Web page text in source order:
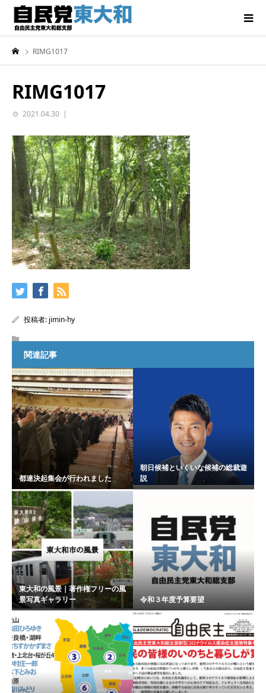
RIMG1017
RIMG1017
2021.04.30
投稿者: jimin-hy
関連記事
都連決起集会が行われました
朝日候補といくいな候補の総裁遊
説
東大和の風景｜著作権フリーの風
景写真ギャラリー
令和３年度予算要望